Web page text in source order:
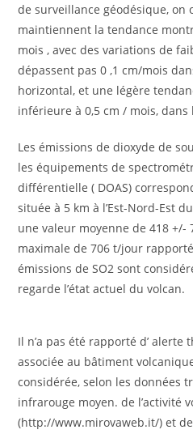
de surveillance géodésique, on
maintiennent la tendance
mois , avec des variations de
dépassent pas 0 ,1 cm/mois
horizontal, et une légère
inférieure à 0,5 cm / mois,
Les émissions de dioxyde de
les équipements de
différentielle ( DOAS)
située à 5 km à l’Est-Nord-Est
une valeur moyenne de 418 +/-
maximale de 706 t/jour
émissions de SO2 sont
regarde l’état actuel du volcan.
Il n’a pas été rapporté d’
associée au bâtiment
considérée, selon les données
infrarouge moyen. de l’activité
(http://www.mirovaweb.it/) et